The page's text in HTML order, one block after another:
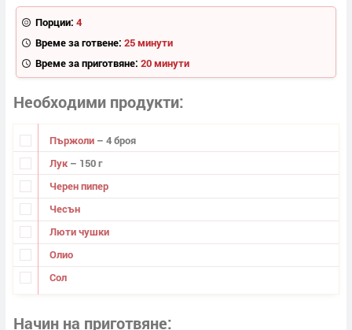
Порции: 4
Време за готвене: 25 минути
Време за приготвяне: 20 минути
Необходими продукти
Пържоли – 4 броя
Лук – 150 г
Черен пипер
Чесън
Люти чушки
Олио
Сол
Начин на приготвяне